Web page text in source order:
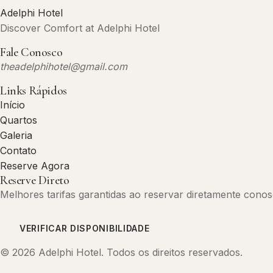
Adelphi Hotel
Discover Comfort at Adelphi Hotel
Fale Conosco
theadelphihotel@gmail.com
Links Rápidos
Início
Quartos
Galeria
Contato
Reserve Agora
Reserve Direto
Melhores tarifas garantidas ao reservar diretamente
VERIFICAR DISPONIBILIDADE
© 2026 Adelphi Hotel. Todos os direitos reservados.